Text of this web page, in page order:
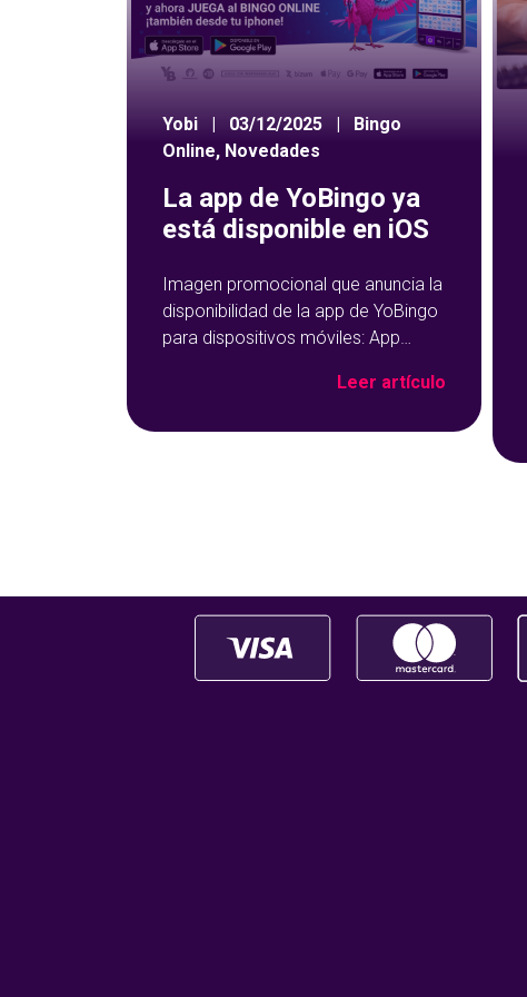
Yobi | 03/12/2025 |
Bingo
Online, Novedades
La app de YoBingo ya
está disponible en iOS
Imagen promocional que anuncia la
disponibilidad de la app de YoBingo
para dispositivos móviles: App
azul con detalles geométricos.
Leer artículo